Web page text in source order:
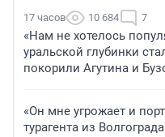
17 часов 10 684 7
«Нам не хотелось
уральской глубинки
покорили Агутина и
«Он мне угрожает и
турагента из